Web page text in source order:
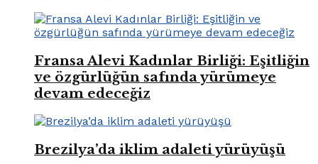
Fransa Alevi Kadınlar Birliği: Eşitliğin
ve özgürlüğün safında yürümeye
devam edeceğiz
Brezilya’da iklim adaleti yürüyüşü